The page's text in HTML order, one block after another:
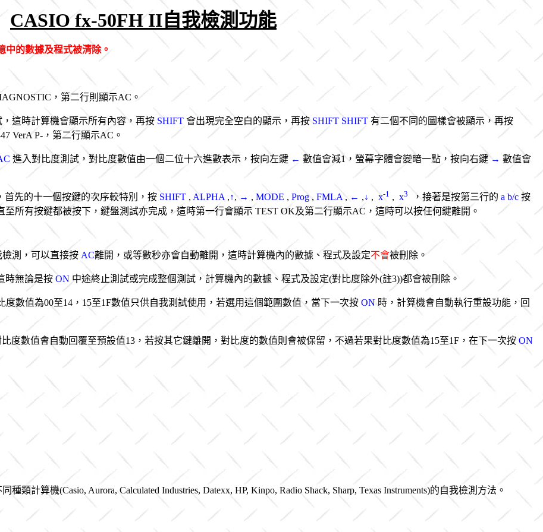
CASIO fx-50FH II自我檢測功能
中的數據及程式被清除。
，第二行則顯示AC。
這時計算機會顯示所有內容，再按 SHIFT 會出現完全空白的顯示，再按 SHIFT SHIFT 有二個不同的圖樣會被顯示，再按
VerA P-，第二行顯示AC。
進入對比度測試，對比度數值由一個二位十六進數表示，按向左鍵 ← 數值會減1，螢幕字體會變暗一點，按向右鍵→ 數值會
首先的十一個按鍵的次序較特別，按 SHIFT , ALPHA ,↑, → , MODE , Prog , FMLA, ← ,↓ , x-1 , x3 ，接著是按第三行的 a b/c 按
所有按鍵都被按下，鍵盤測試亦完成，這時第一行會顯示 TEST OK及第二行顯示AC，這時可以按任何鍵離開。
測，可以直接按 AC離開，或等數秒亦會自動離開，這時計算機內的數據、程式及設定不會被刪除。
時無論是按 ON 中途終止測試或完成整個測試，計算機內的數據、程式及設定(對比度除外(註3))都會被刪除。
數值為00至14，15至1F數值只供自我測試使用，若選用這個範圍數值，當下一次按 ON時，計算機會自動執行重設功能，回
度數值會自動回覆至預設值13，若按其它鍵離開，對比度的數值則會被保留，不過若果對比度數值為15至1F，在下一次按 ON
種類計算機(Casio, Aurora, Calculated Industries, Datexx, HP, Kinpo, Radio Shack, Sharp, Texas Instruments)的自我檢測方法。